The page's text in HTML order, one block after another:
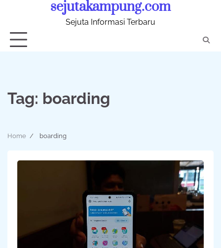
sejutakampung.com
Sejuta Informasi Terbaru
Tag: boarding
Home boarding